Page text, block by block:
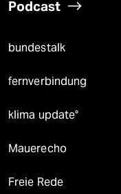
Podcast
bundestalk
fernverbindung
klima update°
Mauerecho
Freie Rede